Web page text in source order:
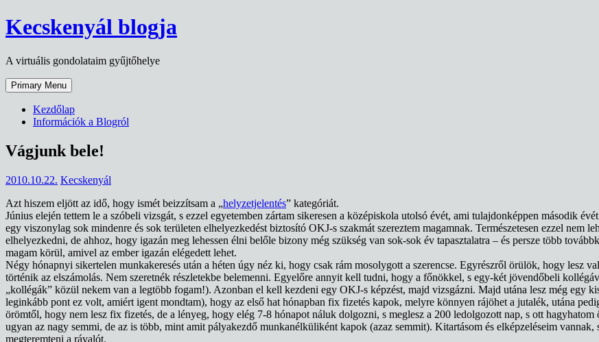
Skip
to
Kecskenyál blogja
A virtuális gondolataim gyűjtőhelye
Primary Menu
Kezdőlap
Információk a Blogról
Vágjunk bele!
2010.10.22. Kecskenyál
Azt hiszem eljött az idő, hogy ismét beizzítsam a „helyzetjelentés” kategóriát.
Június elején tettem le a szóbeli vizsgát, s ezzel egyetemben zártam sikeresen a középiskola utolsó évét, ami tulajdonképpen második
egy viszonylag sok mindenre és sok területen elhelyezkedést biztosító OKJ-s szakmát szereztem magamnak. Természetesen ezzel nem
elhelyezkedni, de ahhoz, hogy igazán meg lehessen élni belőle bizony még szükség van sok-sok év tapasztalatra – és persze több
magam körül, amivel az ember igazán elégedett lehet.
Négy hónapnyi sikertelen munkakeresés után a héten úgy néz ki, hogy csak rám mosolygott a szerencse. Egyrészről örülök, hogy lesz
történik az elszámolás. Nem szeretnék részletekbe belemenni. Egyelőre annyit kell tudni, hogy a főnökkel, s egy-két jövendőbeli
„kollégák” közül nekem van a legtöbb fogam!). Azonban el kell kezdeni egy OKJ-s képzést, majd vizsgázni. Majd utána lesz még egy
leginkább pont ez volt, amiért igent mondtam), hogy az első hat hónapban fix fizetés kapok, melyre könnyen rájöhet a jutalék, utána
örömtől, hogy nem lesz fix fizetés, de a lényeg, hogy elég 7-8 hónapot náluk dolgozni, s meglesz a 200 ledolgozott nap, s ott
ugyan az nagy semmi, de az is több, mint amit pályakezdő munkanélküliként kapok (azaz semmit). Kitartásom és elképzeléseim
megteremteni a rávalót.